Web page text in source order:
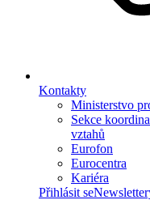
Kontakty
Ministerstvo
Sekce
vztahů
Eurofon
Eurocentra
Kariéra
Přihlásit se